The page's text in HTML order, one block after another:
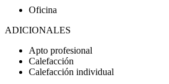
Oficina
ADICIONALES
Apto profesional
Calefacción
Calefacción individual